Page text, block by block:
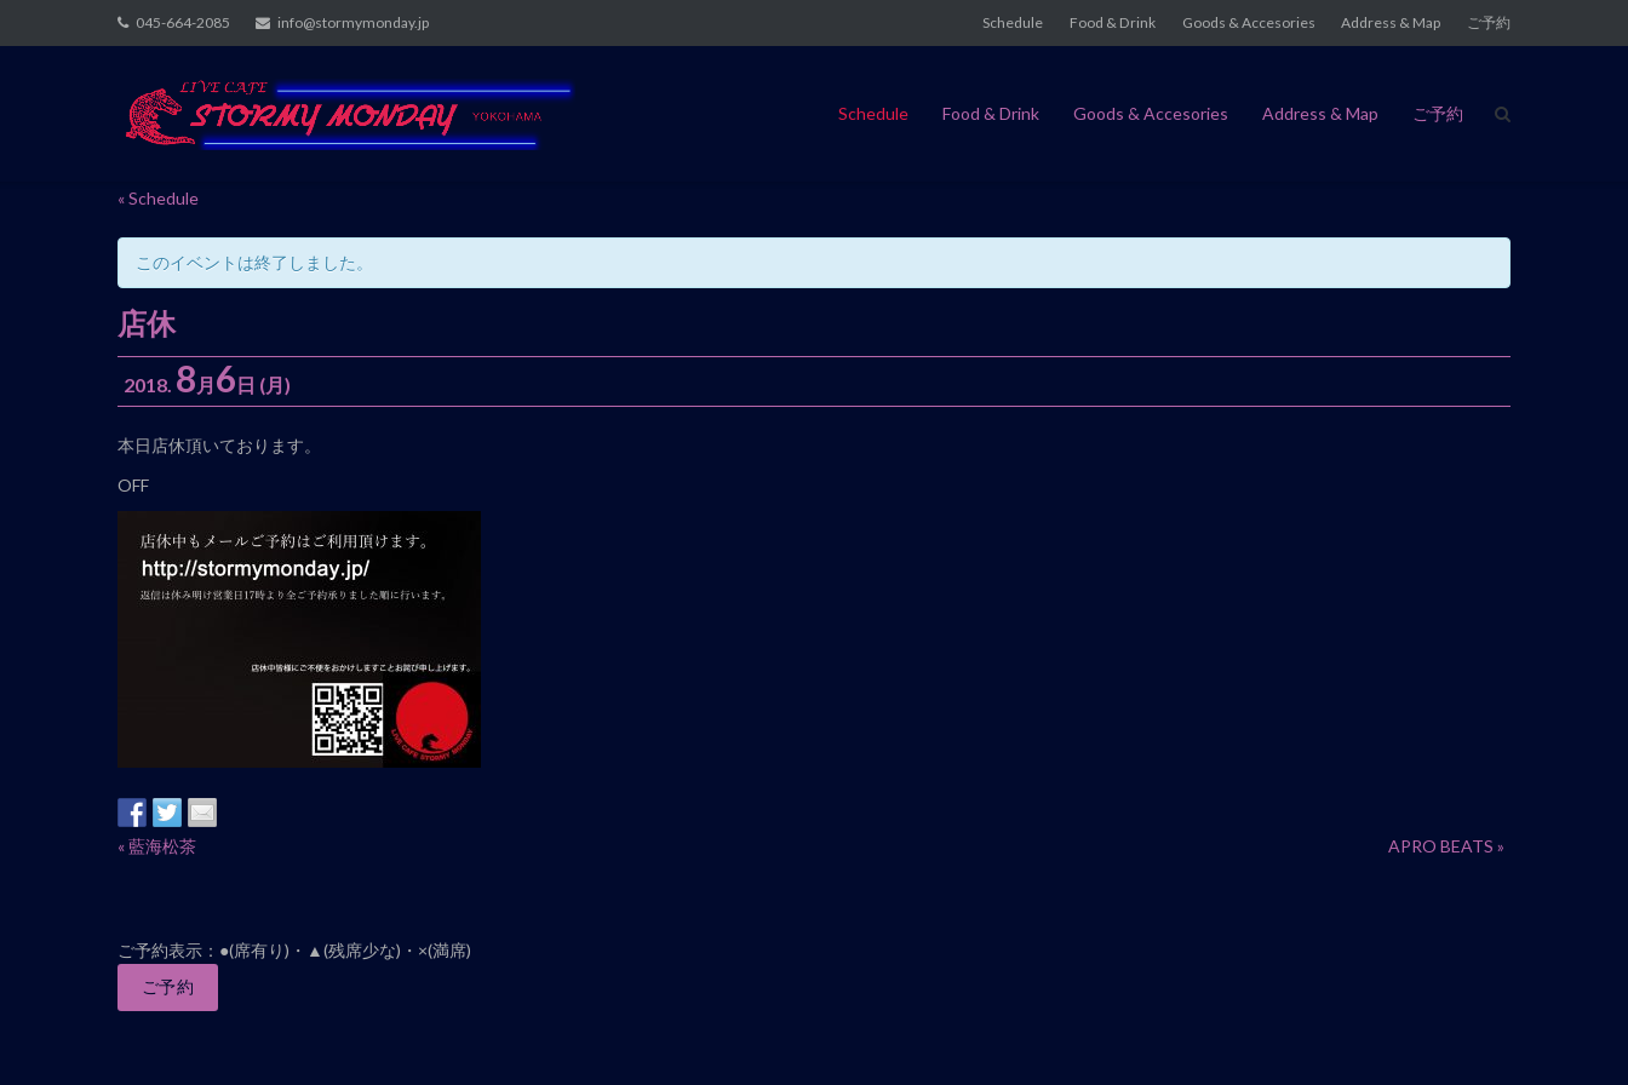
to
045-664-2085 info@stormymonday.jp Schedule Food & Drink Goods & Accesories Address & Map ご予約
Schedule Food & Drink Goods & Accesories Address & Map ご予約
« Schedule
このイベントは終了しました。
店休
2018. 8 月 6 日 (月)
イ
ベ
本日店休頂いております。
OFF
イ
ト
ナ
«藍海松茶 APRO BEATS»
ご予約表示：●(席有り)・▲(残席少な)・×(満席)
ご予約